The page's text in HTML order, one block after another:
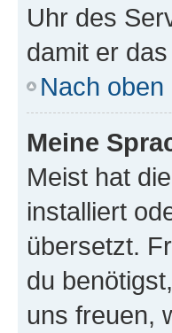
Uhr des
damit er
Nach oben
Meine
Meist hat
installiert
übersetzt.
du
uns freuen,